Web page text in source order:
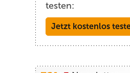
testen:
Jetzt kostenlos